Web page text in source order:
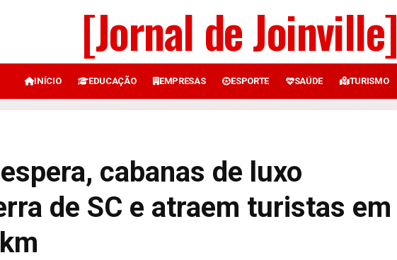
[Jornal de Joinville]
INÍCIO EDUCAÇÃO EMPRESAS ESPORTE SAÚDE TURISMO
cabanas de luxo
de SC e atraem turistas em